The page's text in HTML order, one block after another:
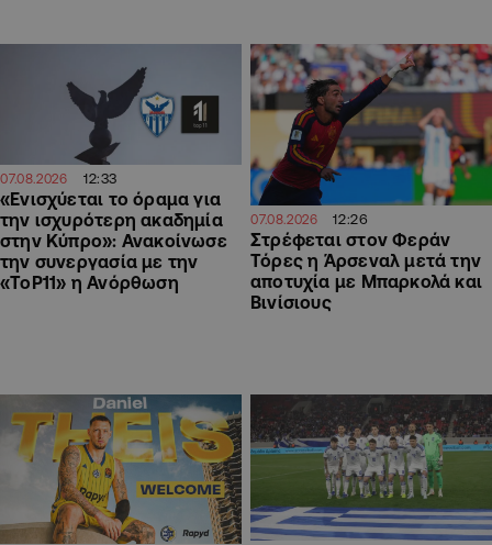
07.08.2026 12:33
«Ενισχύεται το όραμα για
την ισχυρότερη ακαδημία
στην Κύπρο»: Ανακοίνωσε
την συνεργασία με την
«ToP11» η Ανόρθωση
07.08.2026 12:26
Στρέφεται στον Φεράν
Τόρες η Άρσεναλ μετά την
αποτυχία με Μπαρκολά και
Βινίσιους